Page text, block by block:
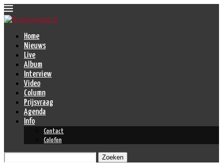
Home
Nieuws
Live
Album
Interview
Video
Column
Prijsvraag
Agenda
Info
Contact
Colofon
Zoeken